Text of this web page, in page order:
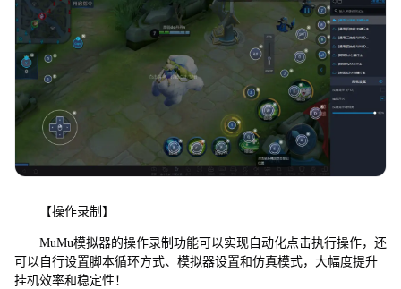
【操作录制】
MuMu模拟器的操作录制功能可以实现自动化点击执行操作，还
可以自行设置脚本循环方式、模拟器设置和仿真模式，大幅度提升
挂机效率和稳定性！